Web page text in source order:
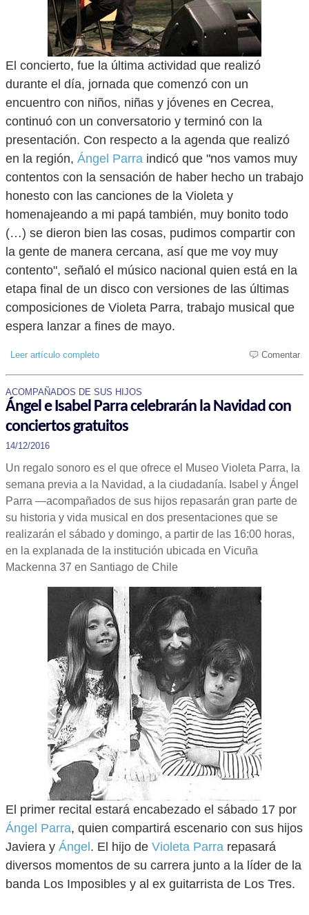
El concierto, fue la última actividad que realizó
durante el día, jornada que comenzó con un
encuentro con niños, niñas y jóvenes en Cecrea,
continuó con un conversatorio y terminó con la
presentación. Con respecto a la agenda que realizó
en la región, Ángel Parra indicó que "nos vamos muy
contentos con la sensación de haber hecho un trabajo
honesto con las canciones de la Violeta y
homenajeando a mi papá también, muy bonito todo
(…) se dieron bien las cosas, pudimos compartir con
la gente de manera cercana, así que me voy muy
contento", señaló el músico nacional quien está en la
etapa final de un disco con versiones de las últimas
composiciones de Violeta Parra, trabajo musical que
espera lanzar a fines de mayo.
Leer artículo completo Comentar
ACOMPAÑADOS DE SUS HIJOS
Ángel e Isabel Parra celebrarán la Navidad con
conciertos gratuitos
14/12/2016
Un regalo sonoro es el que ofrece el Museo Violeta Parra, la
semana previa a la Navidad, a la ciudadanía. Isabel y Ángel
Parra —acompañados de sus hijos repasarán gran parte de
su historia y vida musical en dos presentaciones que se
realizarán el sábado y domingo, a partir de las 16:00 horas,
en la explanada de la institución ubicada en Vicuña
Mackenna 37 en Santiago de Chile
El primer recital estará encabezado el sábado 17 por
Ángel Parra, quien compartirá escenario con sus hijos
Javiera y Ángel . El hijo de Violeta Parra repasará
diversos momentos de su carrera junto a la líder de la
banda Los Imposibles y al ex guitarrista de Los Tres.